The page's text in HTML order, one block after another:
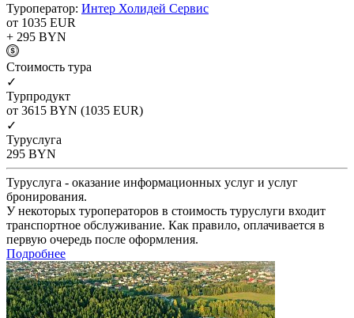
Туроператор: Интер Холидей Сервис
от 1035 EUR
+ 295 BYN
Cтоимость тура
✓
Турпродукт
от 3615 BYN (1035 EUR)
✓
Туруслуга
295 BYN
Туруслуга - оказание информационных услуг и услуг
бронирования.
У некоторых туроператоров в стоимость туруслуги входит
транспортное обслуживание. Как правило, оплачивается в
первую очередь после оформления.
Подробнее